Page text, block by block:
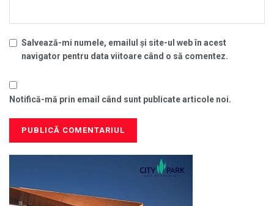
Salvează-mi numele, emailul și site-ul web în acest
navigator pentru data viitoare când o să comentez.
Notifică-mă prin email când sunt publicate articole noi.